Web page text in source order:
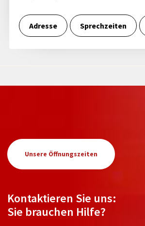
Adresse Sprechzeiten
Unsere Öffnungszeiten
Kontaktieren Sie uns:
Sie brauchen Hilfe?